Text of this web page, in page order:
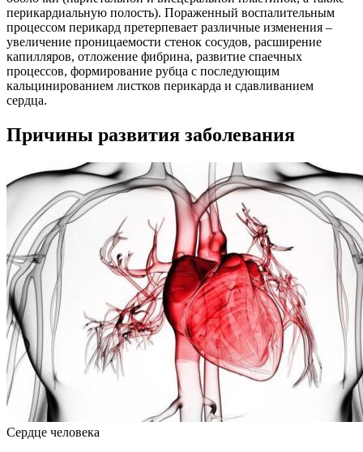
перикардиальную полость). Пораженный воспалительным
процессом перикард претерпевает различные изменения –
увеличение проницаемости стенок сосудов, расширение
капилляров, отложение фибрина, развитие спаечных
процессов, формирование рубца с последующим
кальцинированием листков перикарда и сдавливанием
сердца.
Причины развития заболевания
Сердце человека